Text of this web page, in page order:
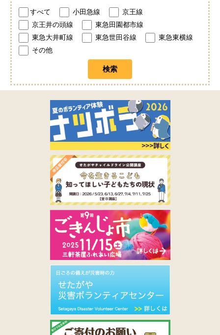
すべて 小田急線
京王線
京王井の頭線
東急田園都市線
東急大井町線
東急世田谷線
東急東横線
その他